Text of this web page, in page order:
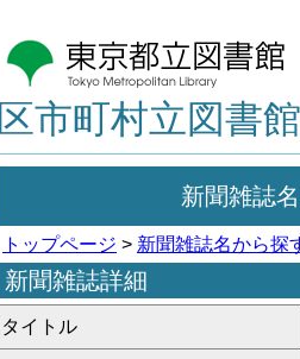
区市町村立図書
新聞雑誌
トップページ > 新聞雑誌名から探
新聞雑誌詳細
タイトル